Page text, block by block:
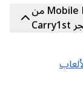
كيفية شراء بطاقات شحن Mobile Legends من